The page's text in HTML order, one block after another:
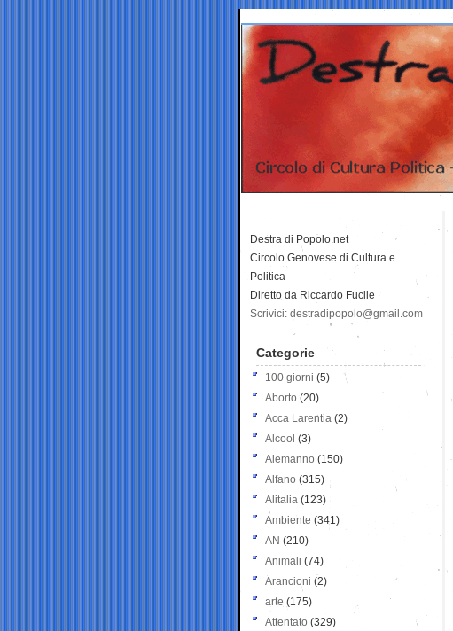
Destra di Popolo.net
Circolo Genovese di Cultura e
Politica
Diretto da Riccardo Fucile
Scrivici: destradipopolo@gmail.com
Categorie
100 giorni (5)
Aborto (20)
Acca Larentia (2)
Alcool (3)
Alemanno (150)
Alfano (315)
Alitalia (123)
Ambiente (341)
AN (210)
Animali (74)
Arancioni (2)
arte (175)
Attentato (329)